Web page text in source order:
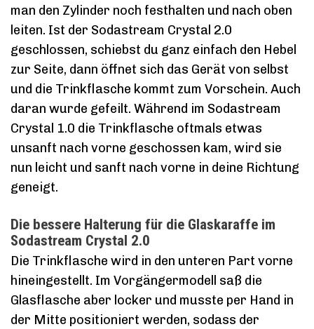
man den Zylinder noch festhalten und nach oben
leiten. Ist der Sodastream Crystal 2.0
geschlossen, schiebst du ganz einfach den Hebel
zur Seite, dann öffnet sich das Gerät von selbst
und die Trinkflasche kommt zum Vorschein. Auch
daran wurde gefeilt. Während im Sodastream
Crystal 1.0 die Trinkflasche oftmals etwas
unsanft nach vorne geschossen kam, wird sie
nun leicht und sanft nach vorne in deine Richtung
geneigt.
Die bessere Halterung für die Glaskaraffe im
Sodastream Crystal 2.0
Die Trinkflasche wird in den unteren Part vorne
hineingestellt. Im Vorgängermodell saß die
Glasflasche aber locker und musste per Hand in
der Mitte positioniert werden, sodass der